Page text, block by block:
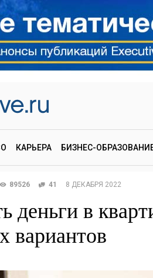
КАРЬЕРА БИЗНЕС-
89526 41 8 ДЕКАБРЯ 2022
деньги в
вариантов